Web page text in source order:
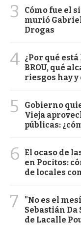
3
Cómo fue el
murió
Drogas
4 ¿Por qué
BROU, qué
riesgos hay y
5
Gobierno
Vieja
públicas:
6
El ocaso de
en Pocitos:
de locales
7
"No es el
Sebastián
de Lacalle